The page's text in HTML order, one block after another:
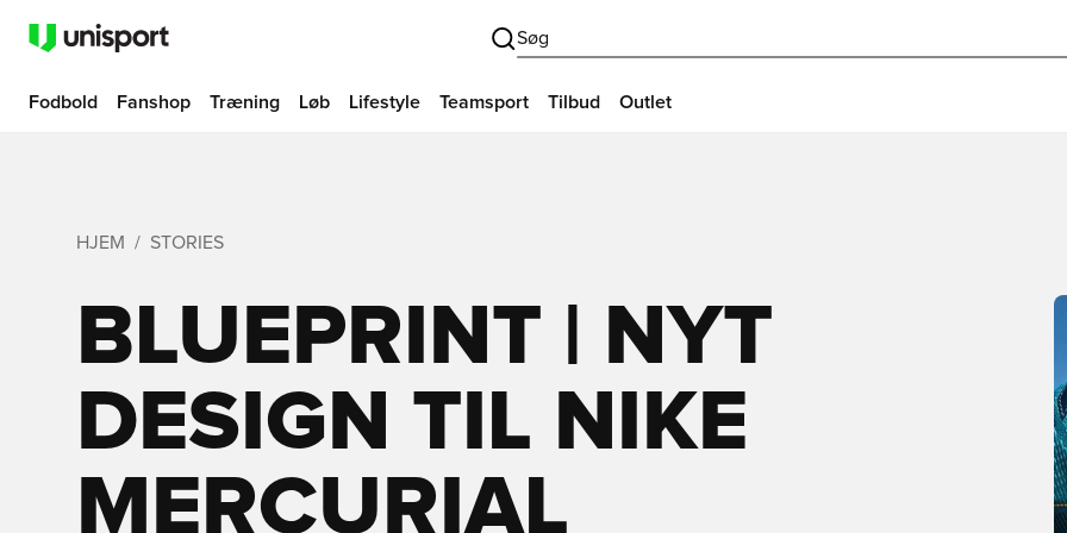
Søg
Fodbold Fanshop Træning Løb Lifestyle Teamsport Tilbud Outlet
HJEM STORIES
BLUEPRINT | NYT
DESIGN TIL NIKE
MERCURIAL